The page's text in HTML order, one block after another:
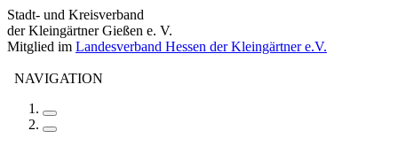
Stadt- und Kreisverband
der Kleingärtner Gießen e. V.
Mitglied im Landesverband Hessen der Kleingärtner e.V.
NAVIGATION